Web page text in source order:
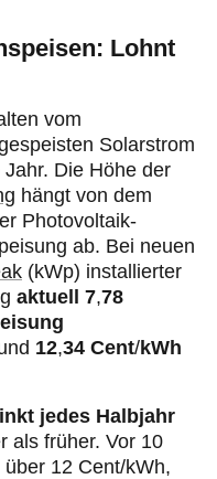
Lohnt
vom
Solarstrom
Die Höhe der
hängt von dem
Photovoltaik-
ab. Bei neuen
(kWp) installierter
aktuell 7,78
12,34 Cent/kWh
jedes Halbjahr
als früher. Vor 10
12 Cent/kWh,